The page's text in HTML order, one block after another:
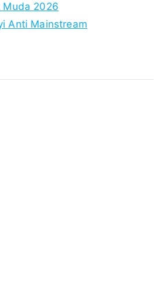
Muda 2026
Anti Mainstream